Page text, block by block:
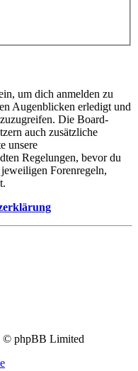
um dich anmelden zu
Augenblicken erledigt und
Die Board-
auch zusätzliche
unsere
Regelungen, bevor du
Forenregeln,
© phpBB Limited